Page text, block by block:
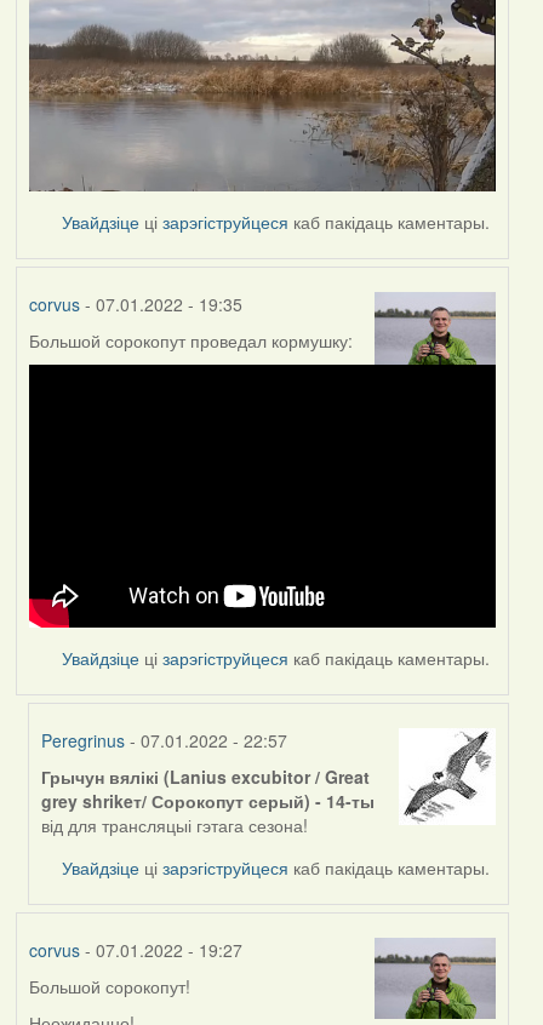
Увайдзіце цізарэгіструйцеся каб пакідаць каментары.
corvus- 07.01.2022 - 19:35
Большой сорокопут проведал кормушку:
Увайдзіце цізарэгіструйцеся каб пакідаць каментары.
Peregrinus - 07.01.2022 - 22:57
In
reply
to
Грычун вялікі (Lanius excubitor / Great
grey shrikeт/ Сорокопут серый) - 14-ты
від для трансляцыі гэтага сезона!
Увайдзіце цізарэгіструйцеся каб пакідаць каментары.
corvus- 07.01.2022 - 19:27
Большой сорокопут!